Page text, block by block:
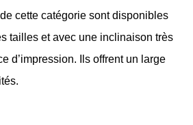
cette catégorie sont disponibles
tailles et avec une inclinaison très
d’impression. Ils offrent un large